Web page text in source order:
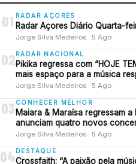
01 RADAR AÇORES
Radar Açores Diário Quarta-
Jorge Silva Medeiros · 5 Ago
02 RADAR NACIONAL
Pikika regressa com “HOJE
mais espaço para a música
Jorge Silva Medeiros · 5 Ago
03 CONHECER MELHOR
Maiara & Maraísa regressam
anunciam quatro novos
Jorge Silva Medeiros · 5 Ago
04DESTAQUE
Crossfaith: “A paixão pela